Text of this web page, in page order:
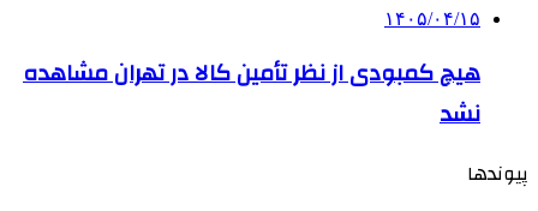
۱۴۰۵/۰۴/۱۵
هیچ کمبودی از نظر تأمین کالا در تهران مشاهده
نشد
پیوندها